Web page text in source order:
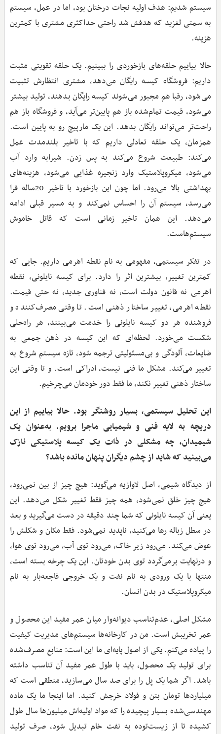
سیستم شدیم: هدف اولیه نجات درختان بود، اما در عمل، سیستم
به سمتی لغزید که هدفش شد راحتی حداکثری مشتری با کمترین
هزینه.
حالا بیاییم حلقه‌های بازخوردی را ببینیم. یک حلقه تقویتی مثبت
داریم: فروشگاه کیسه رایگان می‌دهد، مشتری انتظارش تثبیت
می‌شود، رقبا هم مجبور می‌شوند کیسه رایگان بدهند، تولید بیشتر
می‌شود، قیمت تمام‌شده باز هم پایین‌تر می‌آید، و فروشگاه باز هم
راحت‌تر می‌تواند رایگان بدهد. این یک مارپیچ رو به پایین است.
همزمان، یک حلقه تعادلی داریم که با تاخیر بلندمدت عمل
می‌کند: طبیعت شروع می‌کند به پس زدن. شیرابه وارد آب
می‌شود، میکروپلاستیک وارد زنجیره غذایی می‌شود، هزینه‌های
بهداشتی بالا می‌رود. اما چون این بازخورد با تاخیر 20‌ساله فرا
می‌رسد، سیستم آن را احساس نمی‌کند و به مسیر قبلی ادامه
می‌دهد. این همان تاخیر زمانی است که قاتل خاموش
سیستم‌هاست.
در تفکر سیستمی، مفهومی به نام نقطه اهرمی داریم. جایی که
کمترین تغییر، بیشترین اثر را دارد. برای کیسه نایلونی، نقطه
اهرمی نه قانون دولت است، نه فناوری جدید، نه حتی قیمت.
نقطه اهرمی، تغییر ساختار ذهنی است. تا وقتی مصرف‌کننده و
فروشنده هر دو کیسه نایلونی را خدمت می‌بینند، هر راه‌حلی
شکست می‌خورد. لحظه‌ای که این کیسه در ذهن جمعی به
ضایعات، آلودگی و بی‌مسئولیتی ترجمه شود، تازه سیستم شروع به
تغییر می‌کند. مشکل ما فنی نیست، ادراکی است. و تا وقتی این
ساختار ذهنی تغییر نکند، ما فقط دور خودمان می‌چرخیم.
این تحلیل سیستمی، بسیار روشنگر بود. حالا بیاییم از این
دریچه به لایه فنی و شیمیایی ماجرا برویم. به‌عنوان یک
شیمیدان، چه مشکلی در ذات یک کیسه پلاستیکی نازک
می‌بینید که شاید از چشم دیگران پنهان مانده باشد؟
از دیدگاه شیمی، اصل لاوازیه می‌گوید: هیچ چیز از بین نمی‌رود،
هیچ چیز خلق نمی‌شود، همه چیز فقط تغییر شکل می‌دهد. این
یعنی آن کیسه نایلونی که شما چند دقیقه در دست می‌گیرید و بعد
در سطل زباله رها می‌کنید، ناپدید نمی‌شود. فقط مکان و شکلش را
عوض می‌کند. می‌رود زیر خاک، می‌رود توی آب، می‌رود توی هوا،
و درنهایت برمی‌گردد توی بدن خودتان. این یک چرخه بسته است،
منتها با یک ورودی به نام نفت و یک خروجی فاجعه‌بار به نام
میکروپلاستیک در بدن انسان.
مشکل اصلی، عدم‌تناسب دیوانه‌وار میان عمر مفید این محصول و
عمر تخریبش است. من در کارخانه‌ها سیستم‌های مدیریت کیفیت
را پیاده می‌کنم. یکی از اصول پایه‌ای ما این است: منابع مصرف‌شده
برای تولید یک محصول، باید با طول عمر مفید آن تناسب داشته
باشد. اگر شما یک پل را برای صد سال می‌سازید، منطقی است که
میلیاردها تومان بتن و فولاد خرجش کنید. اما اینجا ما یک ماده
مهندسی‌شده بسیار پیچیده را که مواد اولیه‌اش میلیون‌ها سال طول
کشیده تا از زیست‌توده به نفت خام تبدیل شود، صرف تولید